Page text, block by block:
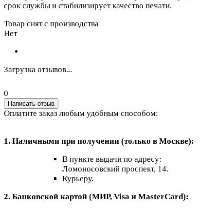
срок службы и стабилизирует качество печати.
Товар снят с производства
Нет
Загрузка отзывов...
0
Написать отзыв
Оплатите заказ любым удобным способом:
1. Наличными при получении (только в Москве):
В пункте выдачи по адресу:
Ломоносовский проспект, 14.
Курьеру.
2. Банковской картой (МИР, Visa и MasterCard):